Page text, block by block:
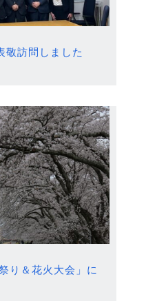
敬訪問しました
り＆花火大会」に